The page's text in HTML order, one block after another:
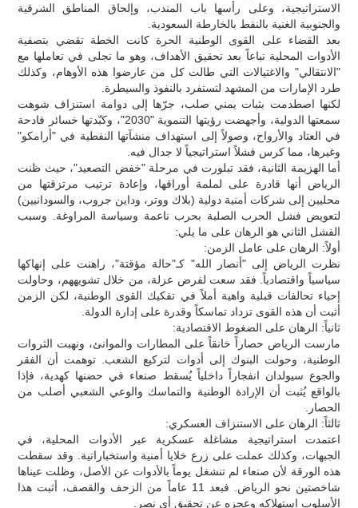
الاستراتيجية، وعلى رأسها باب المندب، وإلحاق المناطق الشرقية
والجنوبية الغنية بالنفط بالخارطة السعودية.
بعد القضاء على القوى الوطنية الحرة كانت الخطة تقضي بتصفية
الأدوات المحلية تباعاً بعد تحقيق الأهداف، وهو ما تجلى في تعاملها مع
"الانتقالي" والاغتيالات التي طالت كل من عارضوا هذه الأوهام، وكذلك
طرد الإمارات من المشهد لتستفرد بالنفوذ والسيطرة.
لكنها اصطدمت بثبات يمني صلب، جرّها إلى دوامة استنزاف شوهت
سمعتها الدولية، وأجهضت رؤيتها التنموية "2030"، وكبّدتها خسائر فادحة
في العتاد والأرواح، وصولاً إلى استهداف منشآتها النفطية في "أرامكو"
وغيرها، مما كرس فشلاً استراتيجياً لا جدال فيه.
أما الهزيمة الثانية، فقد تبلورت في مرحلة "خفض التصعيد"، حيث ظنت
الرياض أنها قادرة على لملمة أوراقها، وإعادة ترتيب مرتزقتها من
محليين إلى شركات أمنية دولية (بلاك ووتر، وداين جروب، والسودانيين)
لتعويض فشل الحرب الصلبة بحرب ناعمة وسياسة المراوغة. وسبب
الفشل الثاني هو الرهان على ما يلي:
أولاً: الرهان على عامل الزمن:
نظرت الرياض إلى "أنصار الله" كـ"حالة مؤقتة"، راهنت على إنهاكها
سياسياً واقتصادياً. فقد سعت لفرض عزلة، من خلال تشويههم، وحاولت
إحياء تحالفات قبلية واهية أملاً في تفكيك القوى الوطنية، لكن الزمن
أثبت أن هذه القوى تزداد تماسكاً وقدرة على إدارة الدولة.
ثانياً: الرهان على الضغوط الاقتصادية:
مارست الرياض حصاراً خانقاً على المطارات والموانئ، ونهبت الثروات
الوطنية، وحولت البنوك إلى أدوات لتركيع الشعب. توهمت أن الفقر
والجوع سيولدان انفجاراً داخلياً يُسقط صنعاء في حضنها كهدية، فإذا
بالواقع يُثبت أن الإرادة الوطنية والتماسك والوعي الشعبي أصلب من
الحصار.
ثالثاً: الرهان على الاستنزاف العسكري:
اعتمدت استراتيجية مشاغلة عسكرية عبر الأدوات المحلية، في
الجبهات، وكذلك عملت على زرع خلايا أمنية واستخباراتية. وقد سقطت
هذه الورقة لأن صنعاء لم تنشغل يوماً بالأدوات عن الأصل، وظلت عيناها
شاخصتين نحو الرياض. فبعد 11 عاماً من الزحف والقصف، أثبت هذا
الأسلوب استهلاكه وعجزه عن تحقيق أي نصر.